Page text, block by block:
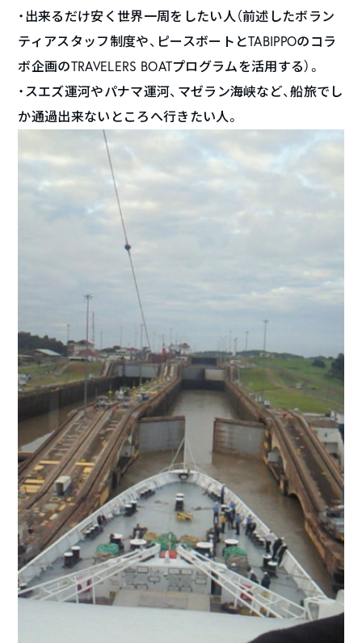
・出来るだけ安く世界一周をしたい人（前述したボラン
ティアスタッフ制度や、ピースボートとTABIPPOのコラ
ボ企画のTRAVELERS BOATプログラムを活用する）。
・スエズ運河やパナマ運河、マゼラン海峡など、船旅でし
か通過出来ないところへ行きたい人。